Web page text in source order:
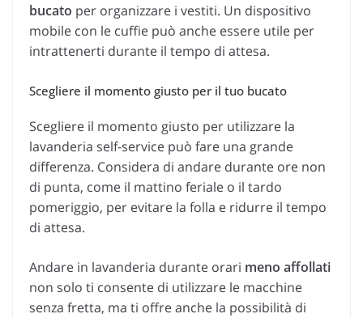
bucato per organizzare i vestiti. Un dispositivo
mobile con le cuffie può anche essere utile per
intrattenerti durante il tempo di attesa.
Scegliere il momento giusto per il tuo bucato
Scegliere il momento giusto per utilizzare la
lavanderia self-service può fare una grande
differenza. Considera di andare durante ore non
di punta, come il mattino feriale o il tardo
pomeriggio, per evitare la folla e ridurre il tempo
di attesa.
Andare in lavanderia durante orari meno affollati
non solo ti consente di utilizzare le macchine
senza fretta, ma ti offre anche la possibilità di